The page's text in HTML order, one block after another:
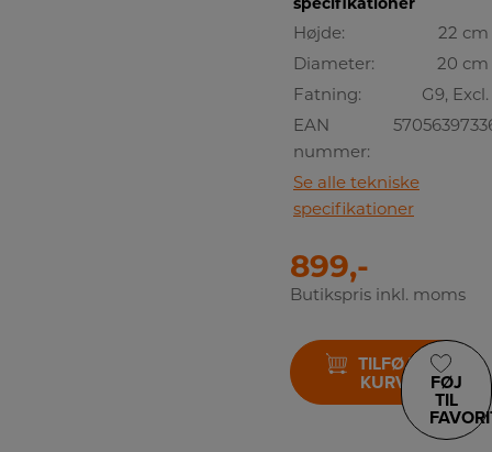
Højde:
22 cm
Diameter:
20 cm
Fatning:
G9, Excl.
EAN
nummer:
Se alle tekniske
specifikationer
899,-
Butikspris inkl. moms
TILFØJ TIL
KURV
FØJ
TIL